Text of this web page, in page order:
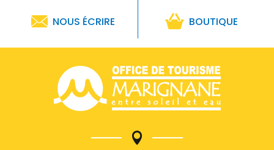
NOUS ÉCRIRE BOUTIQUE